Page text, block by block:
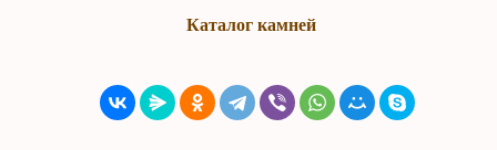
Каталог камней